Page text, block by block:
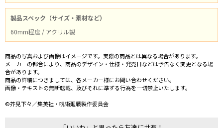
製品スペック（サイズ・素材など）
60mm程度 / アクリル製
商品の写真および画像はイメージです。実際の商品とは異なる場合があります。
メーカーの都合により、商品のデザイン・仕様・発売日などは予告なく変更となる場
合があります。
商品の詳細につきましては、各メーカー様にお問い合わせください。
画像・テキストの無断転載、及びそれに準ずる行為を一切禁止いたします。
©芥見下々／集英社・呪術廻戦製作委員会